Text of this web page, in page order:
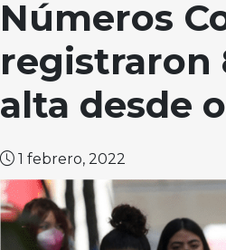
Números
registraron
alta desde
1 febrero, 2022